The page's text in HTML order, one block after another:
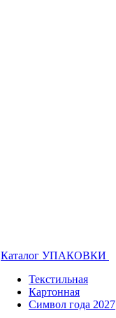
Каталог УПАКОВКИ
Текстильная
Картонная
Символ года 2027